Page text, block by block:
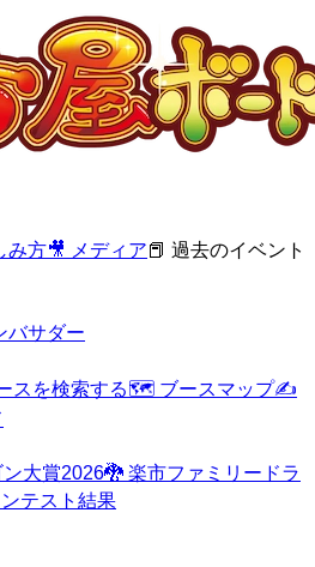
み方🎥 メディア📕 過去のイベント
バサダー
スを検索する🗺️ ブースマップ✍️
大賞2026🐉 楽市ファミリードラ
テスト結果